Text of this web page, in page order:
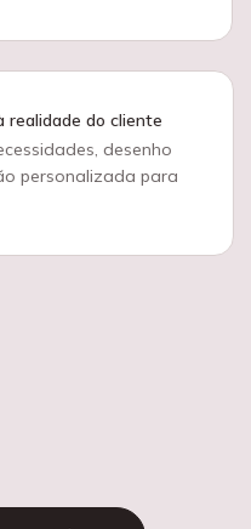
realidade do cliente
desenho
personalizada para